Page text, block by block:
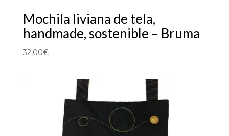
Mochila liviana de tela,
handmade, sostenible – Bruma
32,00€